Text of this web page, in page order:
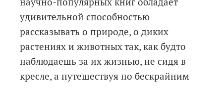
удивительной способностью
рассказывать о природе, о диких
растениях и животных так, как будто
наблюдаешь за их жизнью, не сидя в
кресле, а путешествуя по бескрайним